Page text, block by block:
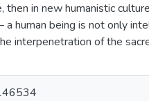
in new humanistic
human being is not only
interpenetration of the